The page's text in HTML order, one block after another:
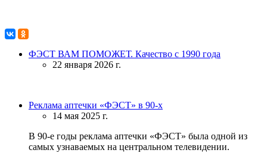
ФЭСТ ВАМ ПОМОЖЕТ. Качество с 1990 года
22 января 2026 г.
Реклама аптечки «ФЭСТ» в 90-х
14 мая 2025 г.
В 90-е годы реклама аптечки «ФЭСТ» была одной из
самых узнаваемых на центральном телевидении.